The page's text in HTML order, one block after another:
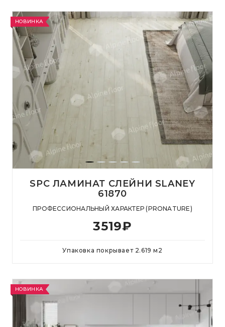
НОВИНКА
SPC ЛАМИНАТ СЛЕЙНИ SLANEY
61870
ПРОФЕССИОНАЛЬНЫЙ ХАРАКТЕР (PRONATURE)
3519₽
Упаковка покрывает 2.619 м 2
НОВИНКА